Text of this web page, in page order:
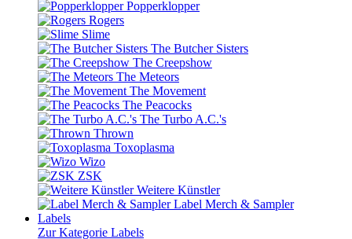
Popperklopper
Rogers
Slime
The Butcher Sisters
The Creepshow
The Meteors
The Movement
The Peacocks
The Turbo A.C.'s
Thrown
Toxoplasma
Wizo
ZSK
Weitere Künstler
Label Merch & Sampler
Labels
Zur Kategorie Labels